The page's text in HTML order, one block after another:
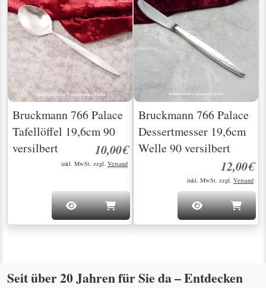
Bruckmann 766 Palace
Tafellöffel 19,6cm 90
versilbert
10,00€
inkl. MwSt. zzgl. Versand
Bruckmann 766 Palace
Dessertmesser 19,6cm
Welle 90 versilbert
12,00€
inkl. MwSt. zzgl. Versand
Seit über 20 Jahren für Sie da – Entdecken